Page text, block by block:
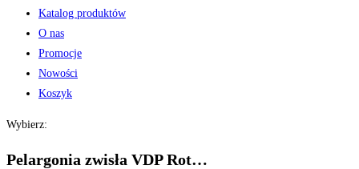
Katalog produktów
O nas
Promocje
Nowości
Koszyk
Wybierz:
Pelargonia zwisła VDP Rot…